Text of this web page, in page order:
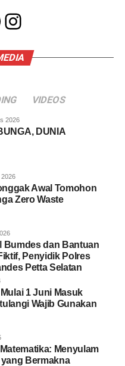
Instagram
VIDEOS
2026
DUNIA
Awal Tomohon
Zero Waste
Bumdes dan Bantuan
Penyidik Polres
Petta Selatan
1 Juni Masuk
Wajib Gunakan
Menyulam
Bermakna